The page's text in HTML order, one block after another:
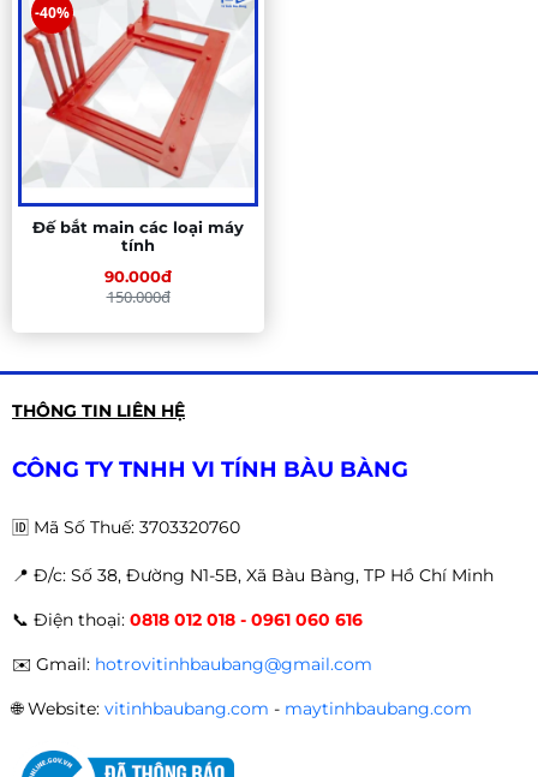
Đế bắt main các loại máy
tính
90.000đ
150.000đ
-40%
THÔNG TIN LIÊN HỆ
CÔNG TY TNHH VI TÍNH BÀU BÀNG
🆔 Mã Số Thuế: 3703320760
📍 Đ/c: Số 38, Đường N1-5B, Xã Bàu Bàng, TP Hồ Chí Minh
📞 Điện thoại: 0818 012 018 - 0961 060 616
✉️ Gmail: hotrovitinhbaubang@gmail.com
🌐Website: vitinhbaubang.com - maytinhbaubang.com